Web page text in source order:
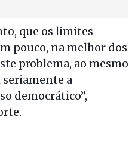
que os limites
pouco, na melhor dos
problema, ao mesmo
a
democrático”,